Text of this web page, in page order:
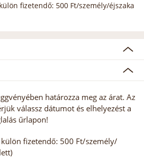
fizetendő: 500 Ft/személy/éjszaka
határozza meg az árat. Az
válassz dátumot és elhelyezést a
űrlapon!
fizetendő: 500 Ft/személy/